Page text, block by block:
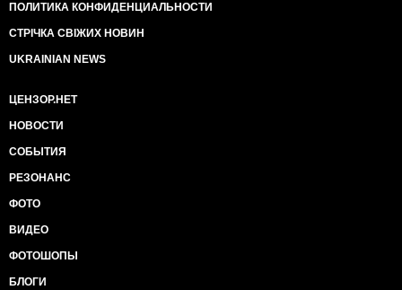
ПОЛИТИКА КОНФИДЕНЦИАЛЬНОСТИ
СТРІЧКА СВІЖИХ НОВИН
UKRAINIAN NEWS
ЦЕНЗОР.НЕТ
НОВОСТИ
СОБЫТИЯ
РЕЗОНАНС
ФОТО
ВИДЕО
ФОТОШОПЫ
БЛОГИ